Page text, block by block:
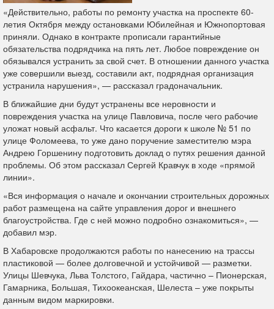
«Действительно, работы по ремонту участка на проспекте 60-
летия Октября между остановками Юбилейная и Южнопортовая
приняли. Однако в контракте прописали гарантийные
обязательства подрядчика на пять лет. Любое повреждение он
обязывался устранить за свой счет. В отношении данного участка
уже совершили выезд, составили акт, подрядная организация
устранила нарушения», — рассказал градоначальник.
В ближайшие дни будут устранены все неровности и
повреждения участка на улице Павловича, после чего рабочие
уложат новый асфальт. Что касается дороги к школе № 51 по
улице Фоломеева, то уже дано поручение заместителю мэра
Андрею Горшенину подготовить доклад о путях решения данной
проблемы. Об этом рассказал Сергей Кравчук в ходе «прямой
линии».
«Вся информация о начале и окончании строительных дорожных
работ размещена на сайте управления дорог и внешнего
благоустройства. Где с ней можно подробно ознакомиться», —
добавил мэр.
В Хабаровске продолжаются работы по нанесению на трассы
пластиковой — более долговечной и устойчивой — разметки.
Улицы Шевчука, Льва Толстого, Гайдара, частично – Пионерская,
Гамарника, Большая, Тихоокеанская, Шелеста – уже покрыты
данным видом маркировки.